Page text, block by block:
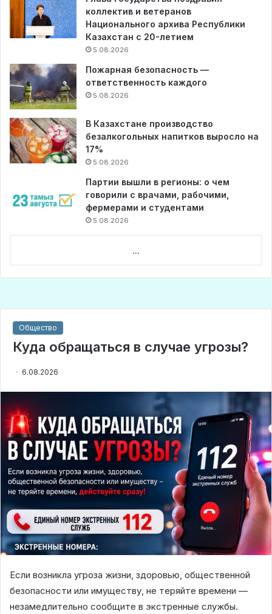
коллектив и ветеранов
Национального архива Республики
Казахстан с 20-летием
5.08.2026
Пожарная безопасность —
ответственность каждого
5.08.2026
В Казахстане производство
безалкогольных напитков выросло на
17%
5.08.2026
Партии вышли в регионы: о чем
говорили с врачами, рабочими,
фермерами и студентами
5.08.2026
...